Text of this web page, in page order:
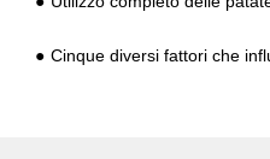
Cinque diversi fattori che influenzano il